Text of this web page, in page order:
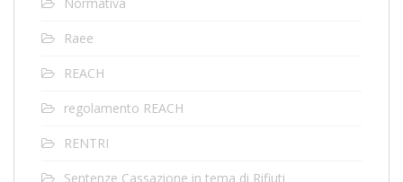
Raee
REACH
regolamento REACH
RENTRI
Sentenze Cassazione in tema di Rifiuti